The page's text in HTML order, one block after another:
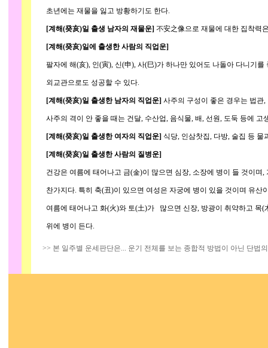
초년에는 재물을 잃고 방황하기도 한다.
[계해(癸亥)일 출생 남자의 재물운] 不安之像으로 재물에 대한 집착력
[계해(癸亥)일에 출생한 사람의 직업운]
팔자에 해(亥), 인(寅), 신(申), 사(巳)가 하나만 있어도 나돌아 다니기를
외교관으로도 성공할 수 있다.
[계해(癸亥)일 출생한 남자의 직업운] 사주의 구성이 좋은 경우는 법관
사주의 격이 안 좋을 때는 건달, 수산업, 음식물, 배, 선원, 도둑 등에 고
[계해(癸亥)일 출생한 여자의 직업운] 식당, 인삼찻집, 다방, 술집 등 물
[계해(癸亥)일 출생한 사람의 질병운]
건강은 여름에 태어나고 금(金)이 많으면 심장, 소장에 병이 들 것이며,
찬가지다. 특히 축(丑)이 있으면 여성은 자궁에 병이 있을 것이며 유산
여름에 태어나고 화(火)와 토(土)가 많으면 신장, 방광이 취약하고 목(
위에 병이 든다.
>> 본 일주별 운세판단은... 운기 전체를 보는 종합적 방법이 아닌 단법